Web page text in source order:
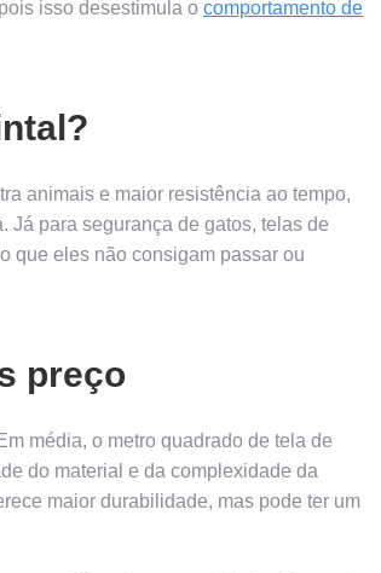
isso desestimula o comportamento de
animais e maior resistência ao tempo,
Já para segurança de gatos, telas de
que eles não consigam passar ou
preço
média, o metro quadrado de tela de
do material e da complexidade da
maior durabilidade, mas pode ter um